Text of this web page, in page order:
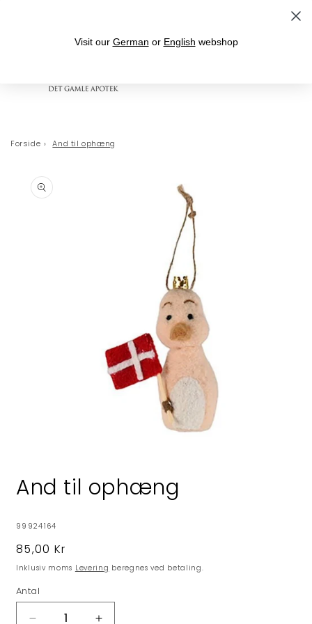
Forside › And til ophæng
i
modus
And til ophæng
SKU:
99924164
Normalpris
85,00 Kr
Inklusiv moms Levering beregnes ved betaling.
Antal
Visit our German or English webshop